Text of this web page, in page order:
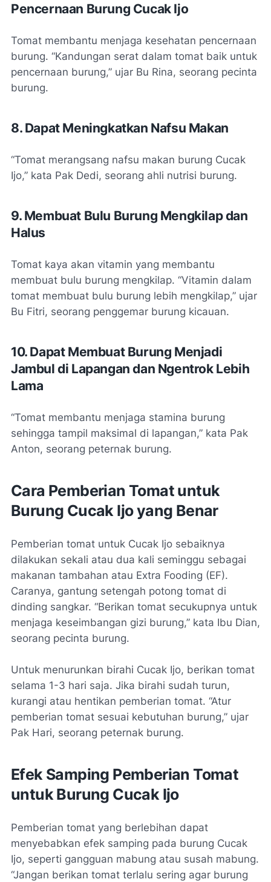
Pencernaan Burung Cucak Ijo
Tomat membantu menjaga kesehatan pencernaan
burung. “Kandungan serat dalam tomat baik untuk
pencernaan burung,” ujar Bu Rina, seorang pecinta
burung.
8. Dapat Meningkatkan Nafsu Makan
“Tomat merangsang nafsu makan burung Cucak
Ijo,” kata Pak Dedi, seorang ahli nutrisi burung.
9. Membuat Bulu Burung Mengkilap dan
Halus
Tomat kaya akan vitamin yang membantu
membuat bulu burung mengkilap. “Vitamin dalam
tomat membuat bulu burung lebih mengkilap,” ujar
Bu Fitri, seorang penggemar burung kicauan.
10. Dapat Membuat Burung Menjadi
Jambul di Lapangan dan Ngentrok Lebih
Lama
“Tomat membantu menjaga stamina burung
sehingga tampil maksimal di lapangan,” kata Pak
Anton, seorang peternak burung.
Cara Pemberian Tomat untuk
Burung Cucak Ijo yang Benar
Pemberian tomat untuk Cucak Ijo sebaiknya
dilakukan sekali atau dua kali seminggu sebagai
makanan tambahan atau Extra Fooding (EF).
Caranya, gantung setengah potong tomat di
dinding sangkar. “Berikan tomat secukupnya untuk
menjaga keseimbangan gizi burung,” kata Ibu Dian,
seorang pecinta burung.
Untuk menurunkan birahi Cucak Ijo, berikan tomat
selama 1-3 hari saja. Jika birahi sudah turun,
kurangi atau hentikan pemberian tomat. “Atur
pemberian tomat sesuai kebutuhan burung,” ujar
Pak Hari, seorang peternak burung.
Efek Samping Pemberian Tomat
untuk Burung Cucak Ijo
Pemberian tomat yang berlebihan dapat
menyebabkan efek samping pada burung Cucak
Ijo, seperti gangguan mabung atau susah mabung.
“Jangan berikan tomat terlalu sering agar burung